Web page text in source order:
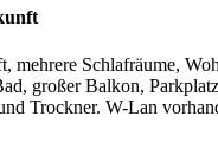
mehrere Schlafräume,
großer Balkon,
Trockner. W-Lan